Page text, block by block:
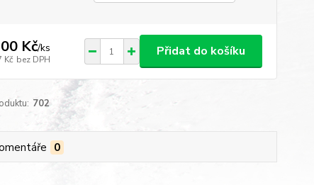
Kč/ks
Kč bez DPH
Přidat do košíku
702
0